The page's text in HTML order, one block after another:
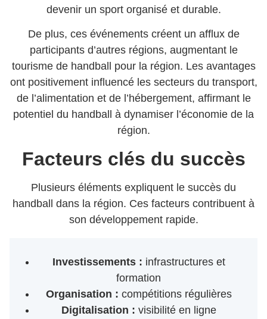
devenir un sport organisé et durable.
De plus, ces événements créent un afflux de
participants d’autres régions, augmentant le
tourisme de handball pour la région. Les avantages
ont positivement influencé les secteurs du transport,
de l’alimentation et de l’hébergement, affirmant le
potentiel du handball à dynamiser l’économie de la
région.
Facteurs clés du succès
Plusieurs éléments expliquent le succès du
handball dans la région. Ces facteurs contribuent à
son développement rapide.
Investissements : infrastructures et
formation
Organisation : compétitions régulières
Digitalisation : visibilité en ligne